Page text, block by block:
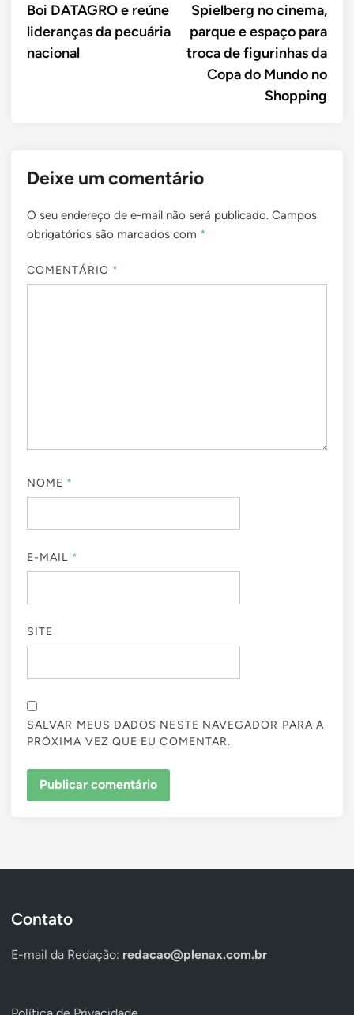
Boi DATAGRO e reúne
lideranças da pecuária
nacional
Spielberg no cinema,
parque e espaço para
troca de figurinhas da
Copa do Mundo no
Shopping
Deixe um comentário
O seu endereço de e-mail não será publicado. Campos
obrigatórios são marcados com *
COMENTÁRIO *
NOME *
E-MAIL *
SITE
SALVAR MEUS DADOS NESTE NAVEGADOR PARA A
PRÓXIMA VEZ QUE EU COMENTAR.
Contato
E-mail da Redação: redacao@plenax.com.br